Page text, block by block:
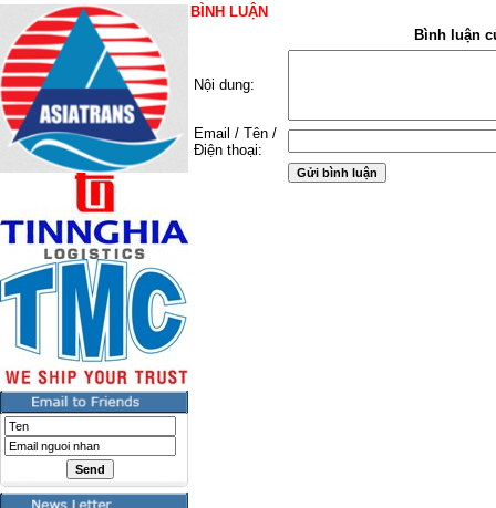
BÌNH LUẬN
Bình luận
Nội dung:
Email / Tên /
Điện thoại: